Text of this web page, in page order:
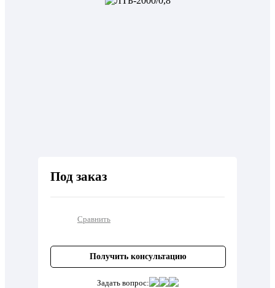
Под заказ
Сравнить
Получить консультацию
Задать вопрос: